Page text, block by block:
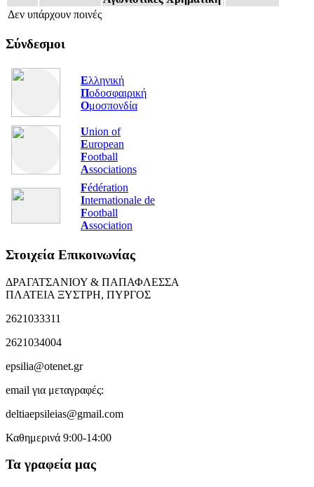
Δεν υπάρχουν ποινές
Σύνδεσμοι
Ελληνική
Ποδοσφαιρική
Ομοσπονδία
Union of
European
Football
Associations
Fédération
Internationale de
Football
Association
Στοιχεία Επικοινωνίας
ΔΡΑΓΑΤΣΑΝΙΟΥ & ΠΑΠΑΦΛΕΣΣΑ
ΠΛΑΤΕΙΑ ΞΥΣΤΡΗ, ΠΥΡΓΟΣ
2621033311
2621034004
epsilia@otenet.gr
email για μεταγραφές:
deltiaepsileias@gmail.com
Καθημερινά 9:00-14:00
Τα γραφεία μας